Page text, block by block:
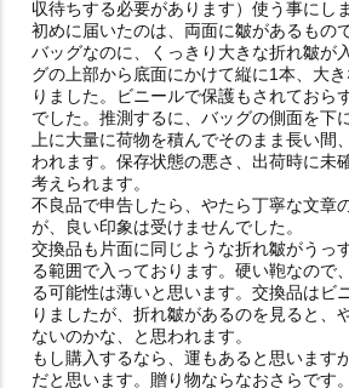
収待ちする必要があります）使う事にし
初めに届いたのは、両面に皺があるもの
バッグなのに、くっきり大きな折れ皺が
グの上部から底面にかけて縦に1本、大
りました。ビニールで保護もされておら
でした。推測するに、バッグの側面を下
上に大量に荷物を積んでそのまま長い間
われます。保存状態の悪さ、出荷時に未
考えられます。
不良品で申告したら、やたら丁寧な文章
が、良い印象は受けませんでした。
交換品も片面に同じような折れ皺がうっ
る範囲で入っております。硬い鞄なので
る可能性は薄いと思います。交換品はビ
りましたが、折れ皺があるのを見ると、
ないのかな、と思われます。
もし購入するなら、運もあると思います